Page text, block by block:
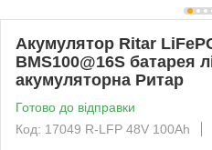
Акумулятор Ritar
BMS100@16S батарея
акумуляторна Ритар
Готово до відправки
Код: 17049 R-LFP 48V 100Ah